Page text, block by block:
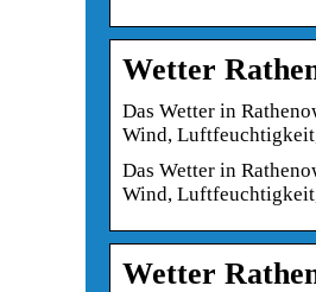
Wetter
Das Wetter in
Wind,
Das Wetter in
Wind,
Wetter